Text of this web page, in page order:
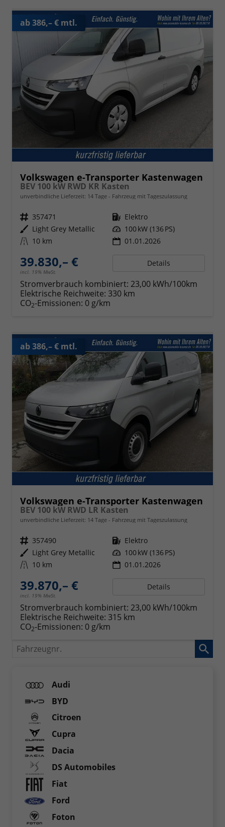
ab 386,– € mtl.
Volkswagen e-Transporter Kastenwagen
BEV 100 kW RWD KR Kasten
unverbindliche Lieferzeit: 14 Tage Fahrzeug mit Tageszulassung
Fahrzeugnr. 357471 Kraftstoff Elektro
Außenfarbe Light Grey Metallic Leistung 100 kW (136 PS)
Kilometerstand 10 km 01.01.2026
39.830,– €
incl. 19% MwSt.
Details
Stromverbrauch kombiniert: 23,00 kWh/100km
Elektrische Reichweite: 330 km
CO2-Emissionen: 0 g/km
ab 386,– € mtl.
Volkswagen e-Transporter Kastenwagen
BEV 100 kW RWD LR Kasten
unverbindliche Lieferzeit: 14 Tage Fahrzeug mit Tageszulassung
Fahrzeugnr. 357490 Kraftstoff Elektro
Außenfarbe Light Grey Metallic Leistung 100 kW (136 PS)
Kilometerstand 10 km 01.01.2026
39.870,– €
incl. 19% MwSt.
Details
Stromverbrauch kombiniert: 23,00 kWh/100km
Elektrische Reichweite: 315 km
CO2-Emissionen: 0 g/km
Fahrzeugnr.
Audi
BYD
Citroen
Cupra
Dacia
DS Automobiles
Fiat
Ford
Foton